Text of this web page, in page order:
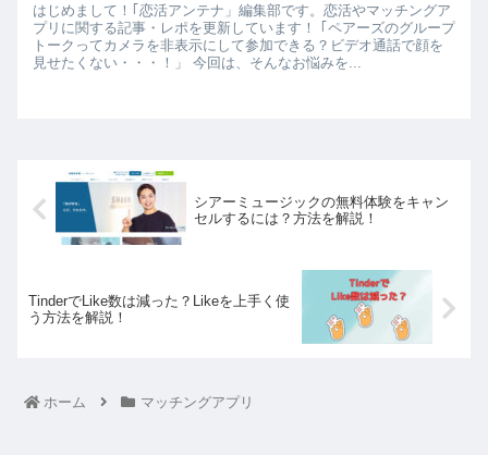
はじめまして！｢恋活アンテナ」編集部です。恋活やマッチングア
プリに関する記事・レポを更新しています！ ｢ペアーズのグループ
トークってカメラを非表示にして参加できる？ビデオ通話で顔を
見せたくない・・・！」 今回は、そんなお悩みを...
シアーミュージックの無料体験をキャン
セルするには？方法を解説！
TinderでLike数は減った？Likeを上手く使
う方法を解説！
ホーム マッチングアプリ